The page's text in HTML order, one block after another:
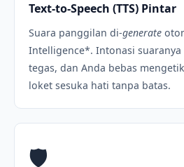
Text-to-Speech (TTS) Pintar
Suara panggilan di-generate
Intelligence*. Intonasi
tegas, dan Anda bebas
loket sesuka hati tanpa batas.
🛡️